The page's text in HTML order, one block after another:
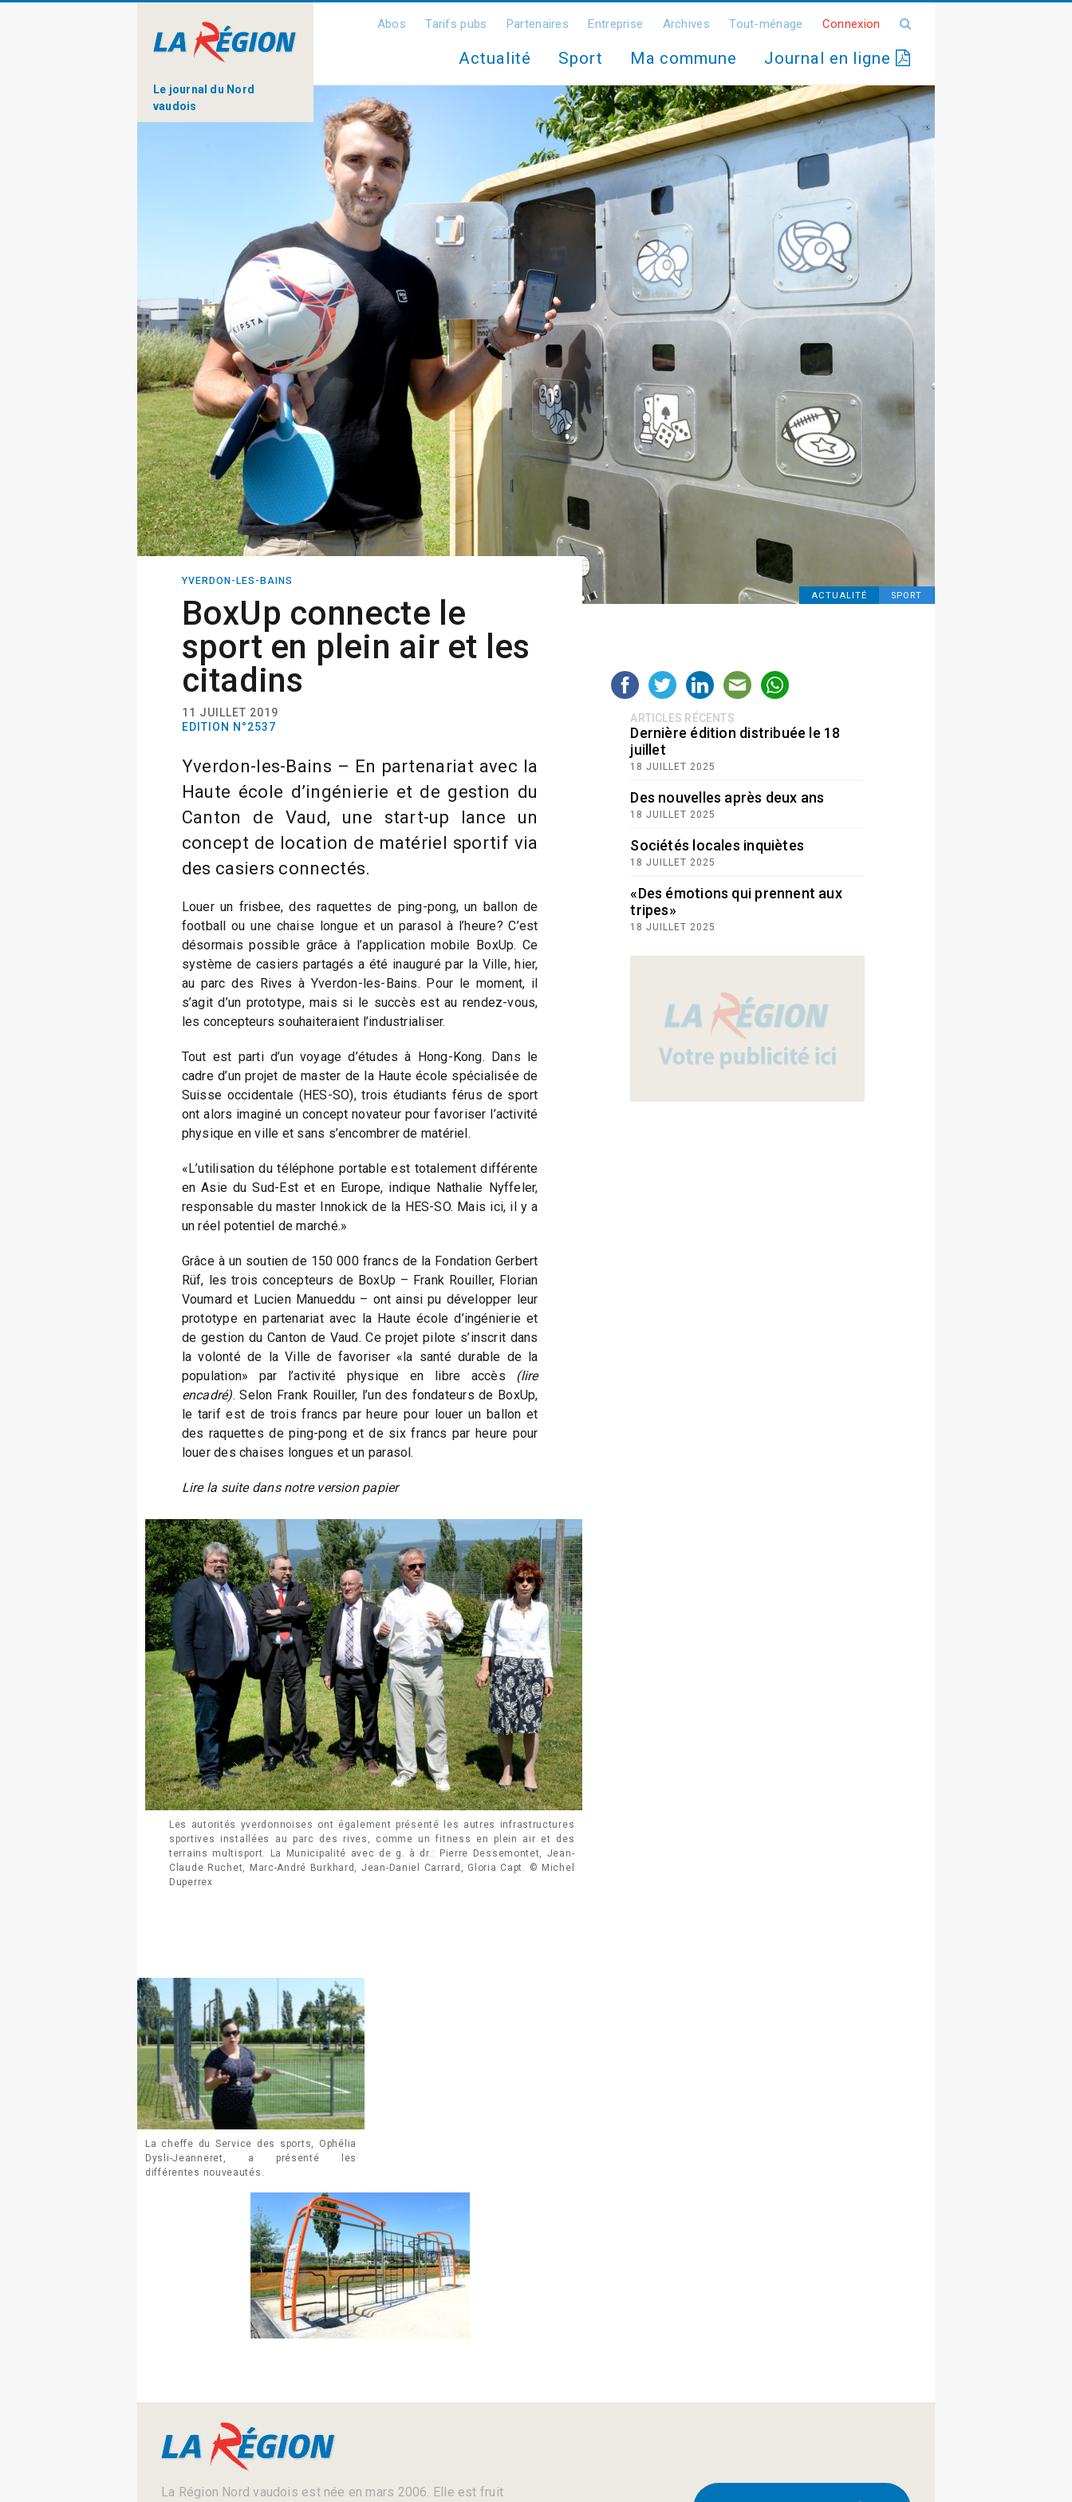
Le journal du Nord
vaudois
Abos Tarifs pubs Partenaires Entreprise Archives Tout-ménage Connexion
Actualité Sport Ma commune Journal en ligne
ACTUALITÉ SPORT
YVERDON-LES-BAINS
BoxUp connecte le
sport en plein air et les
citadins
11 JUILLET 2019
EDITION N°2537
Yverdon-les-Bains – En partenariat avec la
Haute école d’ingénierie et de gestion du
Canton de Vaud, une start-up lance un
concept de location de matériel sportif via
des casiers connectés.
Louer un frisbee, des raquettes de ping-pong, un ballon de
football ou une chaise longue et un parasol à l’heure? C’est
désormais possible grâce à l’application mobile BoxUp. Ce
système de casiers partagés a été inauguré par la Ville, hier,
au parc des Rives à Yverdon-les-Bains. Pour le moment, il
s’agit d’un prototype, mais si le succès est au rendez-vous,
les concepteurs souhaiteraient l’industrialiser.
Tout est parti d’un voyage d’études à Hong-Kong. Dans le
cadre d’un projet de master de la Haute école spécialisée de
Suisse occidentale (HES-SO), trois étudiants férus de sport
ont alors imaginé un concept novateur pour favoriser l’activité
physique en ville et sans s’encombrer de matériel.
«L’utilisation du téléphone portable est totalement différente
en Asie du Sud-Est et en Europe, indique Nathalie Nyffeler,
responsable du master Innokick de la HES-SO. Mais ici, il y a
un réel potentiel de marché.»
Grâce à un soutien de 150 000 francs de la Fondation Gerbert
Rüf, les trois concepteurs de BoxUp – Frank Rouiller, Florian
Voumard et Lucien Manueddu – ont ainsi pu développer leur
prototype en partenariat avec la Haute école d’ingénierie et
de gestion du Canton de Vaud. Ce projet pilote s’inscrit dans
la volonté de la Ville de favoriser «la santé durable de la
population» par l’activité physique en libre accès (lire
encadré). Selon Frank Rouiller, l’un des fondateurs de BoxUp,
le tarif est de trois francs par heure pour louer un ballon et
des raquettes de ping-pong et de six francs par heure pour
louer des chaises longues et un parasol.
Lire la suite dans notre version papier
Les autorités yverdonnoises ont également présenté les autres infrastructures
sportives installées au parc des rives, comme un fitness en plein air et des
terrains multisport. La Municipalité avec de g. à dr.: Pierre Dessemontet, Jean-
Claude Ruchet, Marc-André Burkhard, Jean-Daniel Carrard, Gloria Capt. © Michel
Duperrex
La cheffe du Service des sports, Ophélia
Dysli-Jeanneret, a présenté les
différentes nouveautés.
ARTICLES RÉCENTS
Dernière édition distribuée le 18
juillet
18 JUILLET 2025
Des nouvelles après deux ans
18 JUILLET 2025
Sociétés locales inquiètes
18 JUILLET 2025
«Des émotions qui prennent aux
tripes»
18 JUILLET 2025
La Région Nord vaudois est née en mars 2006. Elle est fruit